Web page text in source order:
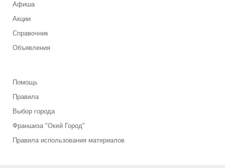
Афиша
Акции
Справочник
Объявления
Помощь
Правила
Выбор города
Франшиза "Окей Город"
Правила использования материалов